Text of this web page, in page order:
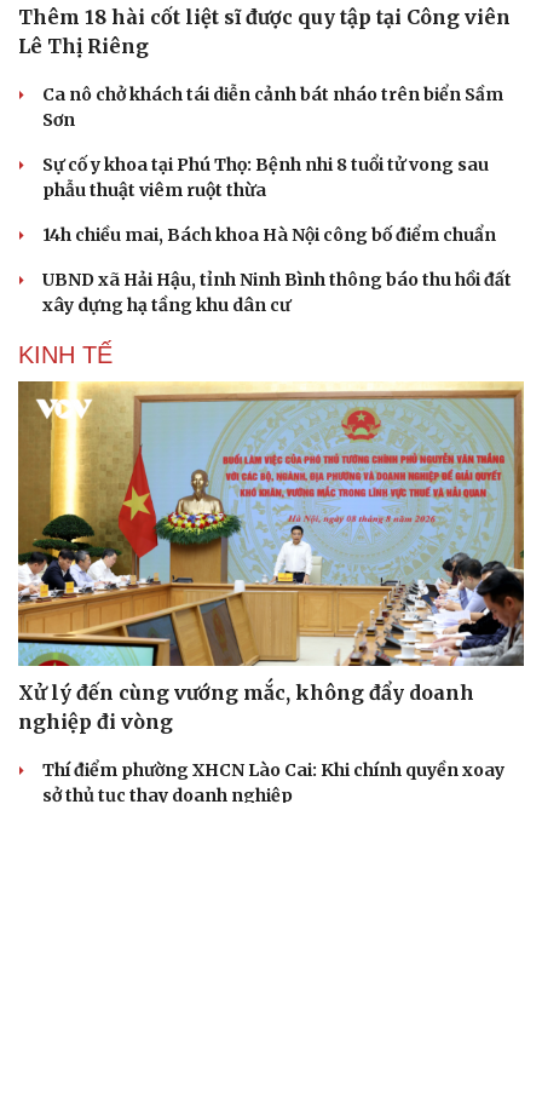
Thêm 18 hài cốt liệt sĩ được quy tập tại Công viên
Lê Thị Riêng
Ca nô chở khách tái diễn cảnh bát nháo trên biển Sầm
Sơn
Sự cố y khoa tại Phú Thọ: Bệnh nhi 8 tuổi tử vong sau
phẫu thuật viêm ruột thừa
14h chiều mai, Bách khoa Hà Nội công bố điểm chuẩn
UBND xã Hải Hậu, tỉnh Ninh Bình thông báo thu hồi đất
xây dựng hạ tầng khu dân cư
KINH TẾ
Xử lý đến cùng vướng mắc, không đẩy doanh
nghiệp đi vòng
Thí điểm phường XHCN Lào Cai: Khi chính quyền xoay
sở thủ tục thay doanh nghiệp